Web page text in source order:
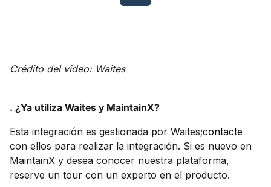
Crédito del video: Waites
. ¿Ya utiliza Waites y MaintainX?
Esta integración es gestionada por Waites;contacte
con ellos para realizar la integración. Si es nuevo en
MaintainX y desea conocer nuestra plataforma,
reserve un tour con un experto en el producto.